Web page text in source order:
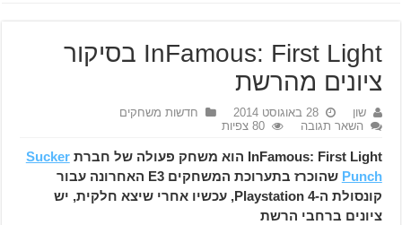
InFamous: First Light בסיקור
ציונים מהרשת
שון 28 באוגוסט 2014
חדשות משחקים
השאר תגובה
80 צפיות
InFamous: First Light הוא משחק פעולה של חברת
Sucker
Punch
שהוכרז בתערוכת המשחקים E3 האחרונה עבור
קונסולת ה-Playstation 4, עכשיו אחרי שיצא חלקית, יש
ציונים ברחבי הרשת